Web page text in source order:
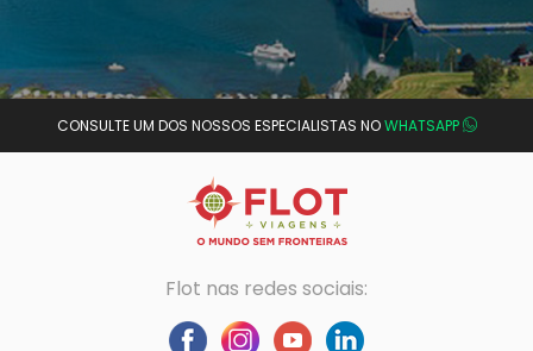
CONSULTE UM DOS NOSSOS ESPECIALISTAS NOWHATSAPP
Flot nas redes sociais: